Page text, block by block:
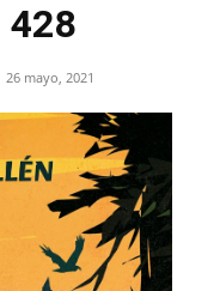
428
26 mayo, 2021